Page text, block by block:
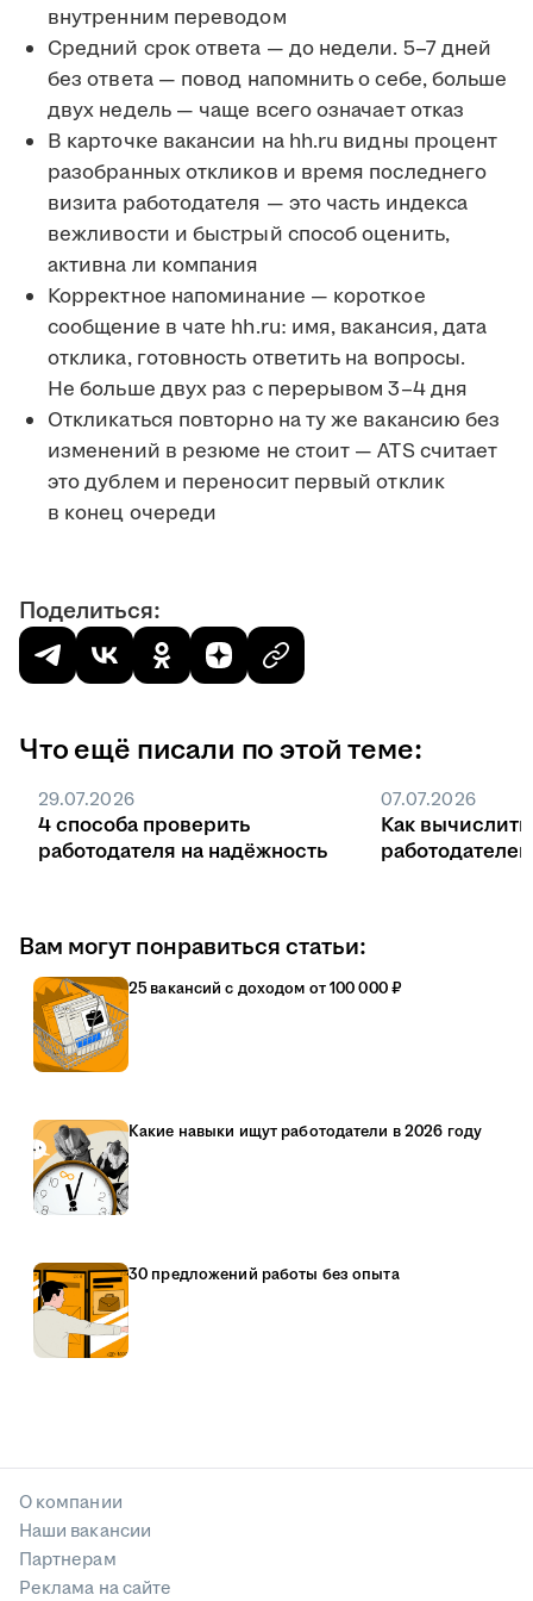
внутренним переводом
Средний срок ответа — до недели. 5–7 дней
без ответа — повод напомнить о себе, больше
двух недель — чаще всего означает отказ
В карточке вакансии на hh.ru видны процент
разобранных откликов и время последнего
визита работодателя — это часть индекса
вежливости и быстрый способ оценить,
активна ли компания
Корректное напоминание — короткое
сообщение в чате hh.ru: имя, вакансия, дата
отклика, готовность ответить на вопросы.
Не больше двух раз с перерывом 3–4 дня
Откликаться повторно на ту же вакансию без
изменений в резюме не стоит — ATS считает
это дублем и переносит первый отклик
в конец очереди
Поделиться:
Что ещё писали по этой теме:
29.07.2026
4 способа проверить
работодателя на надёжность
07.07.2026
Как вычислить
Вам могут понравиться статьи:
25 вакансий с доходом от 100 000 ₽
Какие навыки ищут работодатели в 2026 году
30 предложений работы без опыта
О компании
Наши вакансии
Партнерам
Реклама на сайте